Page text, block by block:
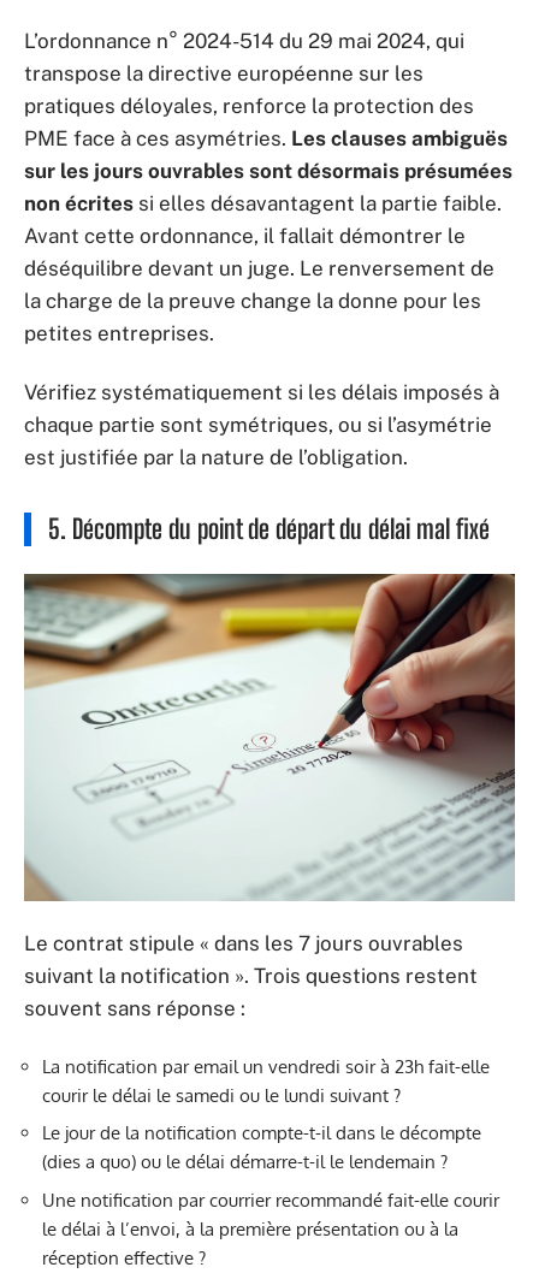
L’ordonnance n° 2024-514 du 29 mai 2024, qui
transpose la directive européenne sur les
pratiques déloyales, renforce la protection des
PME face à ces asymétries. Les clauses ambiguës
sur les jours ouvrables sont désormais présumées
non écrites si elles désavantagent la partie faible.
Avant cette ordonnance, il fallait démontrer le
déséquilibre devant un juge. Le renversement de
la charge de la preuve change la donne pour les
petites entreprises.
Vérifiez systématiquement si les délais imposés à
chaque partie sont symétriques, ou si l’asymétrie
est justifiée par la nature de l’obligation.
5. Décompte du point de départ du délai mal fixé
Le contrat stipule « dans les 7 jours ouvrables
suivant la notification ». Trois questions restent
souvent sans réponse :
La notification par email un vendredi soir à 23h fait-elle
courir le délai le samedi ou le lundi suivant ?
Le jour de la notification compte-t-il dans le décompte
(dies a quo) ou le délai démarre-t-il le lendemain ?
Une notification par courrier recommandé fait-elle courir
le délai à l’envoi, à la première présentation ou à la
réception effective ?